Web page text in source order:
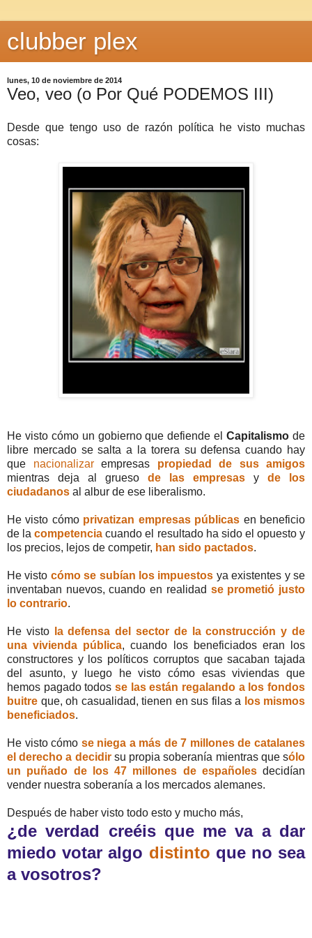
clubber plex
lunes, 10 de noviembre de 2014
Veo, veo (o Por Qué PODEMOS III)
Desde que tengo uso de razón política he visto muchas
cosas:
He visto cómo un gobierno que defiende elCapitalismo de
libre mercado se salta a la torera su defensa cuando hay
que nacionalizarempresas propiedad de sus amigos
mientras deja al grueso de las empresas y de los
ciudadanos al albur de ese liberalismo.
He visto cómo privatizan empresas públicas en beneficio
de lacompetencia cuando el resultado ha sido el opuesto y
los precios, lejos de competir, han sido pactados.
He visto cómo se subían los impuestos ya existentes y se
inventaban nuevos, cuando en realidad se prometió justo
lo contrario.
He visto
la defensa del sector de la construcción y de
una vivienda pública, cuando los beneficiados eran los
constructores y los políticos corruptos que sacaban tajada
del asunto, y luego he visto cómo esas viviendas que
hemos pagado todos se las están regalando a los fondos
buitre que, oh casualidad, tienen en sus filas a los mismos
beneficiados.
He visto cómo se niega a más de 7 millones de catalanes
el derecho a decidirsu propia soberanía mientras que sólo
un puñado de los 47 millones de españolesdecidían
vender nuestra soberanía a los mercados alemanes.
Después de haber visto todo esto y mucho más,
¿de verdad creéis que me va a dar
miedo votar algo distinto que no sea
a vosotros?